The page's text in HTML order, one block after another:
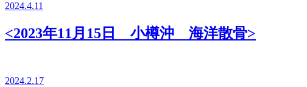
2024.4.11
<2023年11月15日 小樽沖 海洋散骨>
2024.2.17